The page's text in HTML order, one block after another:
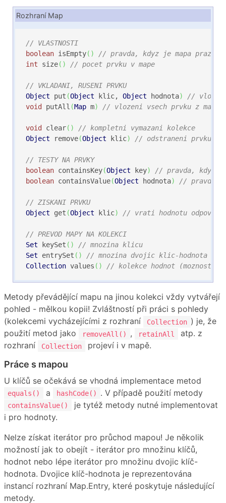
Rozhraní Map
// VLASTNOSTI
boolean isEmpty( )
// pravda, kdyz je mapa prazdna
int size( ) // pocet prvku v mape
// VKLADANI, RUSENI PRVKU
Object put (Object klic, Object hodnota)
// vlozeni
void
putAll (Map m) // vlozeni vsech prvku z mapy
void clear( )
// kompletni vymazani kolekce
Object remove(Object klic) // odstraneni prvku s
// TESTY NA PRVKY
boolean containsKey(Object key)
// pravda, kdyz
boolean containsValue(Object hodnota) // pravda,
// ZISKANI PRVKU
Object get (Object klic) // vrati hodnotu
// PREVOD MAPY NA KOLEKCI
Set keySet ( )
// mnozina klicu
Set entrySet ( )
// mnozina dvojic klic-hodnota
Collection values ( ) // kolekce hodnot (moznost
Metody převádějící mapu na jinou kolekci vždy vytvářejí
pohled - mělkou kopii! Zvláštností při práci s pohledy
(kolekcemi vycházejícími z rozhraní
Collection ) je, že
použití metod jako
removeAll() , retainAll
atp. z
rozhraní
Collection projeví i v mapě.
Práce s mapou
U klíčů se očekává se vhodná implementace metod
equals() a hashCode() . V případě použití metody
containsValue()
je tytéž metody nutné implementovat
i pro hodnoty.
Nelze získat iterátor pro průchod mapou! Je několik
možností jak to obejít - iterátor pro množinu klíčů,
hodnot nebo lépe iterátor pro množinu dvojic klíč-
hodnota. Dvojice klíč-hodnota je reprezentována
instancí rozhraní Map.Entry, které poskytuje následující
metody.